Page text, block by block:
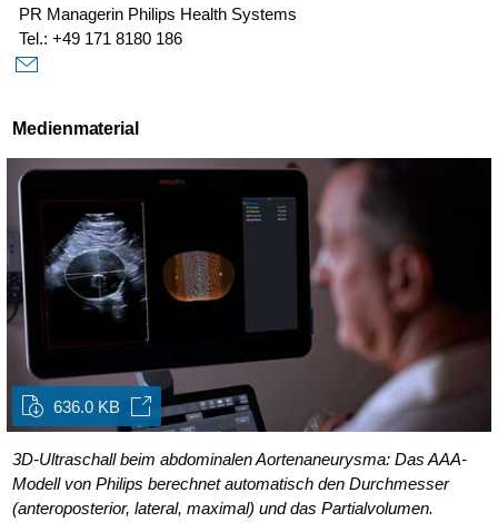
PR Managerin Philips Health Systems
Tel.: +49 171 8180 186
Medienmaterial
636.0 KB
3D-Ultraschall beim abdominalen Aortenaneurysma: Das AAA-
Modell von Philips berechnet automatisch den Durchmesser
(anteroposterior, lateral, maximal) und das Partialvolumen.